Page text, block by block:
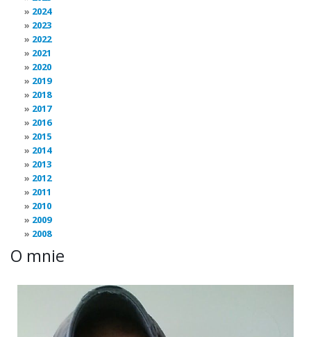
2024
2023
2022
2021
2020
2019
2018
2017
2016
2015
2014
2013
2012
2011
2010
2009
2008
O mnie